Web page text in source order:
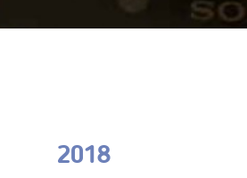
2018